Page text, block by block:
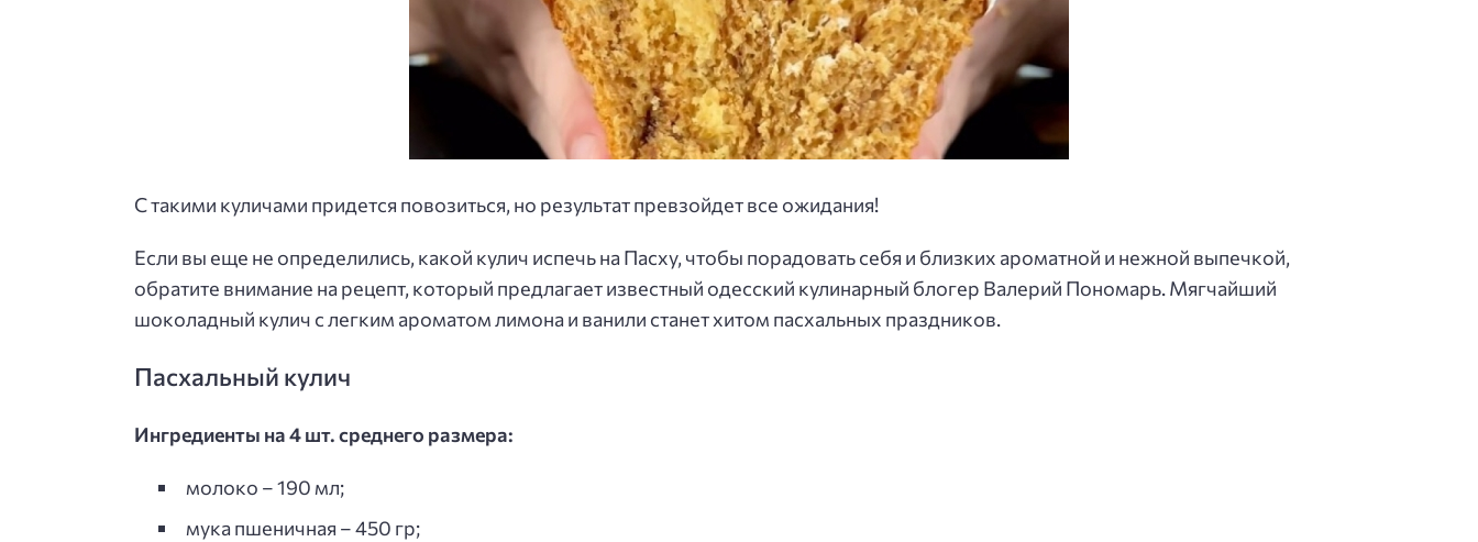
С такими куличами придется повозиться, но результат превзойдет все ожидания!
Если вы еще не определились, какой кулич испечь на Пасху, чтобы порадовать себя и близких ароматной и нежной выпечкой,
обратите внимание на рецепт, который предлагает известный одесский кулинарный блогер Валерий Пономарь. Мягчайший
шоколадный кулич с легким ароматом лимона и ванили станет хитом пасхальных праздников.
Пасхальный кулич
Ингредиенты на 4 шт. среднего размера:
молоко – 190 мл;
мука пшеничная – 450 гр;